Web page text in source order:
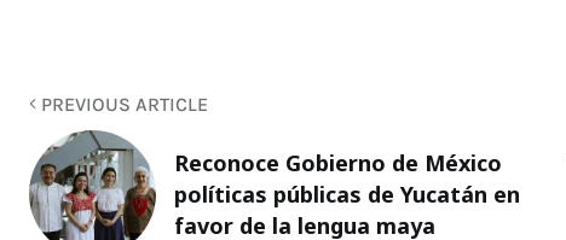
PREVIOUS ARTICLE
Reconoce Gobierno de México
políticas públicas de Yucatán en
favor de la lengua maya